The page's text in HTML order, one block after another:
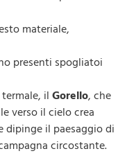
materiale,
presenti spogliatoi
il Gorello, che
verso il cielo crea
dipinge il paesaggio di
circostante.